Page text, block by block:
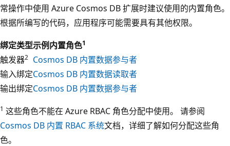
常操作中使用 Azure Cosmos DB 扩展时建议使用的内置角色。
根据所编写的代码，应用程序可能需要具有其他权限。
绑定类型示例内置角色1
触发器2 Cosmos DB 内置数据参与者
输入绑定Cosmos DB 内置数据读取者
输出绑定Cosmos DB 内置数据参与者
1 这些角色不能在 Azure RBAC 角色分配中使用。 请参阅
Cosmos DB 内置 RBAC 系统文档，详细了解如何分配这些角
色。